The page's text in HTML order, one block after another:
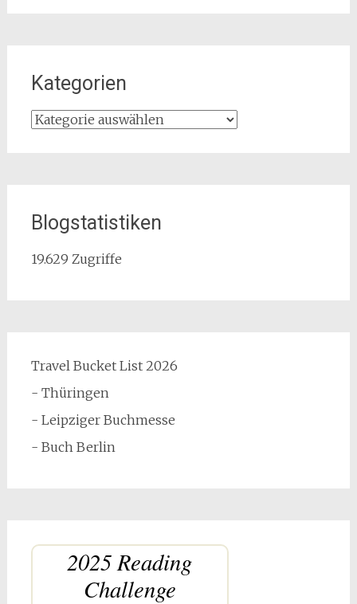
Kategorien
Kategorien
Blogstatistiken
19.629 Zugriffe
Travel Bucket List 2026
- Thüringen
- Leipziger Buchmesse
- Buch Berlin
2025 Reading
Challenge